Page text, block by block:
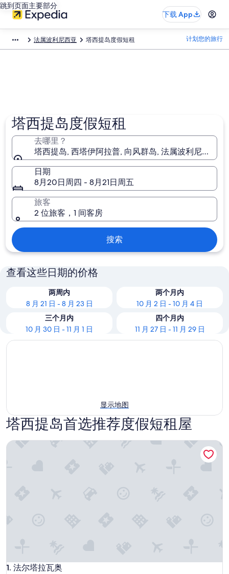
跳到页面主要部分
下载 App
法属波利尼西亚 塔西提岛度假短租 计划您的旅行
塔西提岛度假短租
去哪里？
塔西提岛, 西塔伊阿拉普, 向风群岛, 法属波利尼西亚
日期
8月20日周四 - 8月21日周五
旅客
2 位旅客，1 间客房
搜索
查看这些日期的价格
两周内
8 月 21 日 - 8 月 23 日
两个月内
10 月 2 日 - 10 月 4 日
三个月内
10 月 30 日 - 11 月 1 日
四个月内
11 月 27 日 - 11 月 29 日
显示地图
塔西提岛首选推荐度假短租屋
1. 法尔塔拉瓦奥
法尔塔拉瓦奥
法尔塔拉瓦奥